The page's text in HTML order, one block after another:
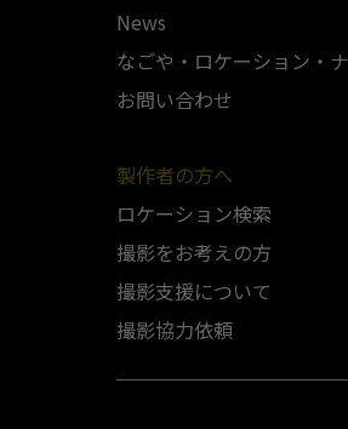
News
なごや・ロケーション・
お問い合わせ
製作者の方へ
ロケーション検索
撮影をお考えの方
撮影支援について
撮影協力依頼